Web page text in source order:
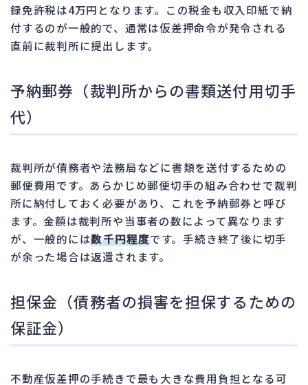
録免許税は4万円となります。この税金も収入印紙で納
付するのが一般的で、通常は仮差押命令が発令される
直前に裁判所に提出します。
予納郵券（裁判所からの書類送付用切手
代）
裁判所が債務者や法務局などに書類を送付するための
郵便費用です。あらかじめ郵便切手の組み合わせで裁判
所に納付しておく必要があり、これを予納郵券と呼び
ます。金額は裁判所や当事者の数によって異なります
が、一般的には数千円程度です。手続き終了後に切手
が余った場合は返還されます。
担保金（債務者の損害を担保するための
保証金）
不動産仮差押の手続きで最も大きな費用負担となる可